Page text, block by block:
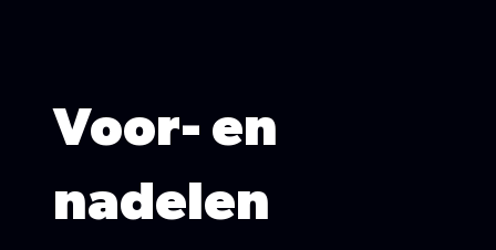
Voor- en
nadelen